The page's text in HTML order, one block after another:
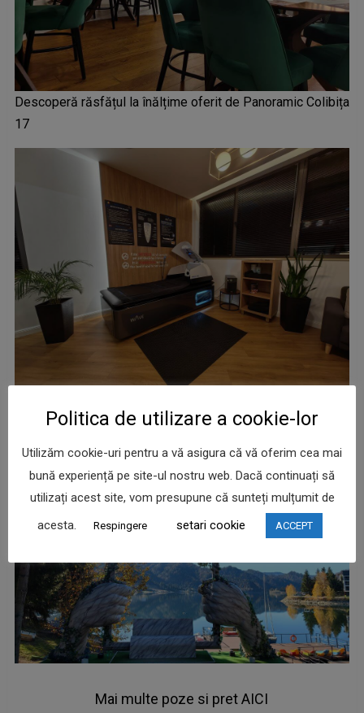
Descoperă răsfățul la înălțime oferit de Panoramic Colibița
17
Mai multe poze si pret AICI
Politica de utilizare a cookie-lor
Utilizăm cookie-uri pentru a vă asigura că vă oferim cea mai
bună experiență pe site-ul nostru web. Dacă continuați să
utilizați acest site, vom presupune că sunteți mulțumit de
acesta.
Respingere setari cookie ACCEPT